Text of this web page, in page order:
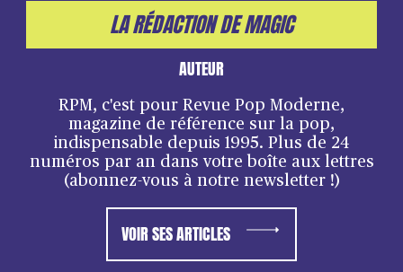
LA RÉDACTION DE MAGIC
AUTEUR
RPM, c'est pour Revue Pop Moderne,
magazine de référence sur la pop,
indispensable depuis 1995. Plus de 24
numéros par an dans votre boîte aux lettres
(abonnez-vous à notre newsletter !)
VOIR SES ARTICLES